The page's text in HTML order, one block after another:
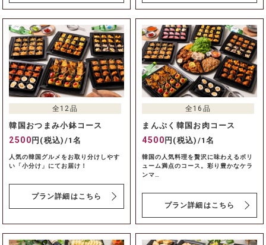
全12品
韓国おつまみ小鉢コース
2500円(税込)/1名
人気の韓国グルメをお取り分けしやす
い「小分け」にてお届け！
プラン詳細はこちら
全16品
まんぷく韓国お肉コース
4500円(税込)/1名
韓国の人気料理を贅沢に味わえるボリ
ューム満点のコース。彩り豊かなケラ
ンマ…
プラン詳細はこちら